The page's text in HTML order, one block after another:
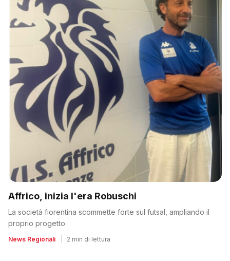
Affrico, inizia l'era Robuschi
La società fiorentina scommette forte sul futsal, ampliando il
proprio progetto
News Regionali 2 min di lettura